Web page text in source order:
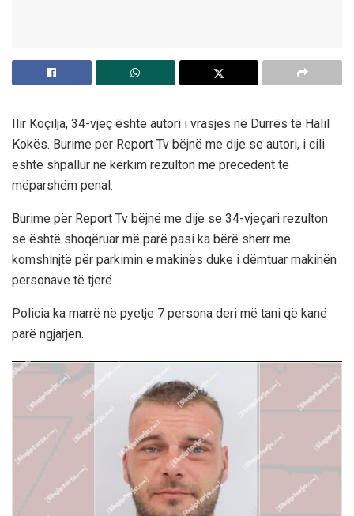
Ilir Koçilja, 34-vjeç është autori i vrasjes në Durrës të Halil
Kokës. Burime për Report Tv bëjnë me dije se autori, i cili
është shpallur në kërkim rezulton me precedent të
mëparshëm penal.
Burime për Report Tv bëjnë me dije se 34-vjeçari rezulton
se është shoqëruar më parë pasi ka bërë sherr me
komshinjtë për parkimin e makinës duke i dëmtuar makinën
personave të tjerë.
Policia ka marrë në pyetje 7 persona deri më tani që kanë
parë ngjarjen.